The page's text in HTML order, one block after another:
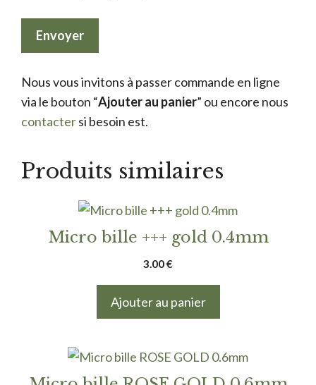
Nous vous invitons à passer commande en ligne
via le bouton “Ajouter au panier” ou encore nous
contactersi besoin est.
Produits similaires
Micro bille +++ gold 0.4mm
3.00€
Ajouter au panier